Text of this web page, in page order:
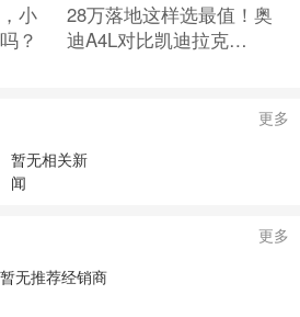
小
？
28万落地这样选最值！奥
迪A4L对比凯迪拉克
更多
暂无相关新
闻
更多
暂无推荐经销商